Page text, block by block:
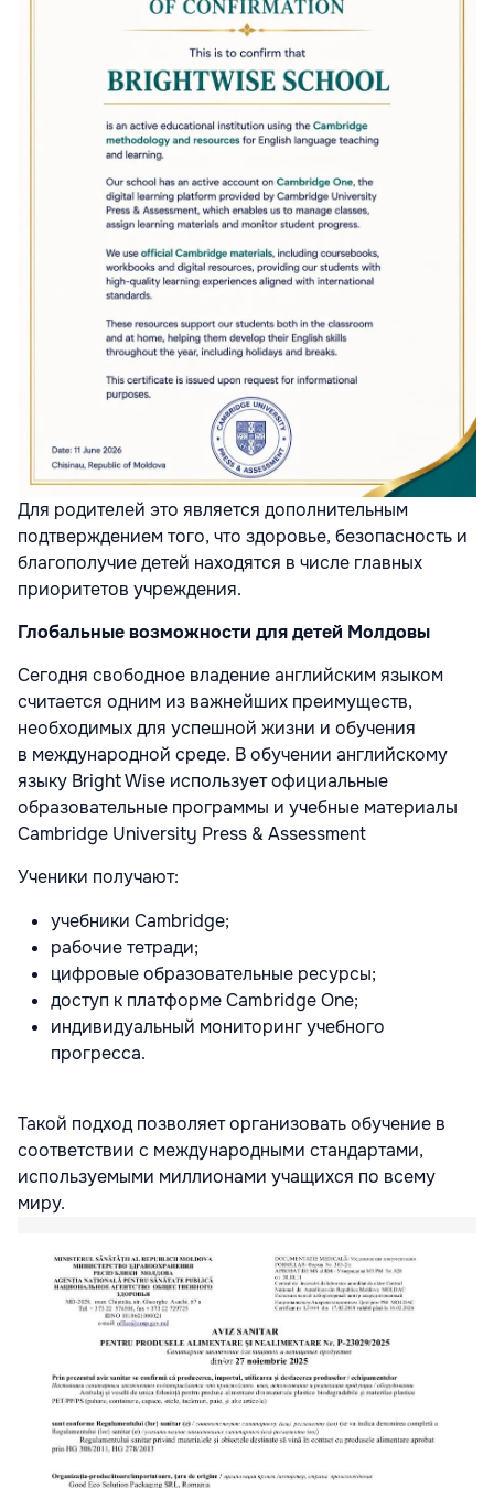
Для родителей это является дополнительным
подтверждением того, что здоровье, безопасность и
благополучие детей находятся в числе главных
приоритетов учреждения.
Глобальные возможности для детей Молдовы
Сегодня свободное владение английским языком
считается одним из важнейших преимуществ,
необходимых для успешной жизни и обучения
в международной среде. В обучении английскому
языку Bright Wise использует официальные
образовательные программы и учебные материалы
Cambridge University Press & Assessment
Ученики получают:
учебники Cambridge;
рабочие тетради;
цифровые образовательные ресурсы;
доступ к платформе Cambridge One;
индивидуальный мониторинг учебного
прогресса.
Такой подход позволяет организовать обучение в
соответствии с международными стандартами,
используемыми миллионами учащихся по всему
миру.